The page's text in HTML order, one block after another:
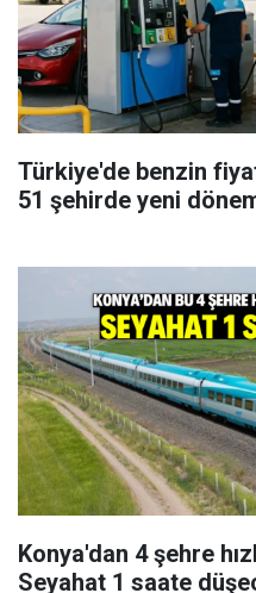
Türkiye'de benzin
51 şehirde yeni
Konya'dan 4 şehre
Seyahat 1 saate